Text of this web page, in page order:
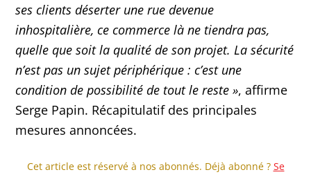
ses clients déserter une rue devenue
inhospitalière, ce commerce là ne tiendra pas,
quelle que soit la qualité de son projet. La sécurité
n’est pas un sujet périphérique : c’est une
condition de possibilité de tout le reste », affirme
Serge Papin. Récapitulatif des principales
mesures annoncées.
Cet article est réservé à nos abonnés. Déjà abonné ? Se